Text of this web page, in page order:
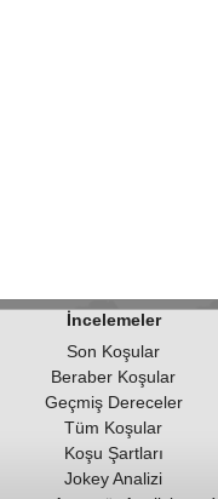
İncelemeler
Son Koşular
Beraber Koşular
Geçmiş Dereceler
Tüm Koşular
Koşu Şartları
Jokey Analizi